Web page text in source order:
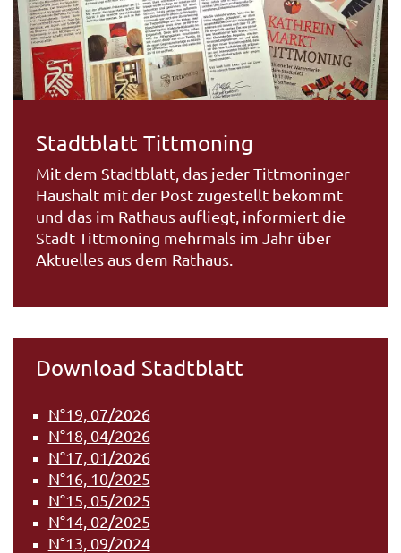
Stadtblatt Tittmoning
Mit dem Stadtblatt, das jeder Tittmoninger
Haushalt mit der Post zugestellt bekommt
und das im Rathaus aufliegt, informiert die
Stadt Tittmoning mehrmals im Jahr über
Aktuelles aus dem Rathaus.
Download Stadtblatt
N°19, 07/2026
N°18, 04/2026
N°17, 01/2026
N°16, 10/2025
N°15, 05/2025
N°14, 02/2025
N°13, 09/2024